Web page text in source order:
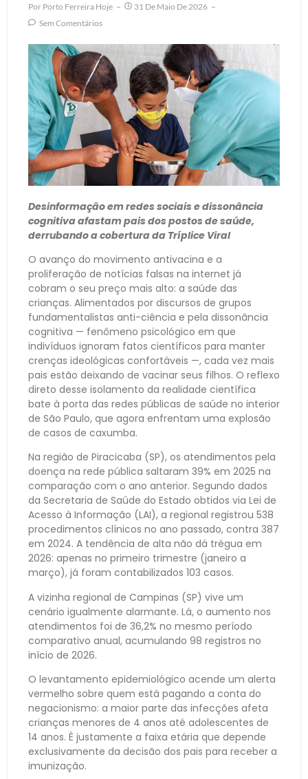
Por Porto Ferreira Hoje
31 De Maio De 2026
Sem Comentários
Desinformação em redes sociais e dissonância
cognitiva afastam pais dos postos de saúde,
derrubando a cobertura da Tríplice Viral
O avanço do movimento antivacina e a
proliferação de notícias falsas na internet já
cobram o seu preço mais alto: a saúde das
crianças. Alimentados por discursos de grupos
fundamentalistas anti-ciência e pela dissonância
cognitiva — fenômeno psicológico em que
indivíduos ignoram fatos científicos para manter
crenças ideológicas confortáveis —, cada vez mais
pais estão deixando de vacinar seus filhos. O reflexo
direto desse isolamento da realidade científica
bate à porta das redes públicas de saúde no interior
de São Paulo, que agora enfrentam uma explosão
de casos de caxumba.
Na região de Piracicaba (SP), os atendimentos pela
doença na rede pública saltaram 39% em 2025 na
comparação com o ano anterior. Segundo dados
da Secretaria de Saúde do Estado obtidos via Lei de
Acesso à Informação (LAI), a regional registrou 538
procedimentos clínicos no ano passado, contra 387
em 2024. A tendência de alta não dá trégua em
2026: apenas no primeiro trimestre (janeiro a
março), já foram contabilizados 103 casos.
A vizinha regional de Campinas (SP) vive um
cenário igualmente alarmante. Lá, o aumento nos
atendimentos foi de 36,2% no mesmo período
comparativo anual, acumulando 98 registros no
início de 2026.
O levantamento epidemiológico acende um alerta
vermelho sobre quem está pagando a conta do
negacionismo: a maior parte das infecções afeta
crianças menores de 4 anos até adolescentes de
14 anos. É justamente a faixa etária que depende
exclusivamente da decisão dos pais para receber a
imunização.